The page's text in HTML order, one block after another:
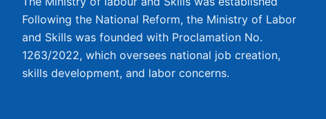
Following the National Reform, the Ministry of Labor
and Skills was founded with Proclamation No.
1263/2022, which oversees national job creation,
skills development, and labor concerns.